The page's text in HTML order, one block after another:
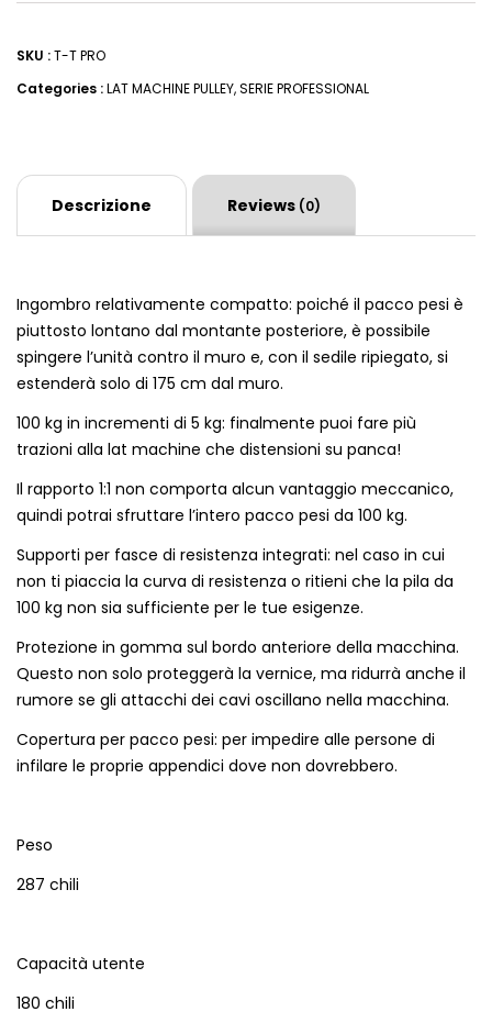
SKU :T-T PRO
Categories :LAT MACHINE PULLEY,SERIE PROFESSIONAL
Descrizione Reviews (0)
Ingombro relativamente compatto: poiché il pacco pesi è
piuttosto lontano dal montante posteriore, è possibile
spingere l’unità contro il muro e, con il sedile ripiegato, si
estenderà solo di 175 cm dal muro.
100 kg in incrementi di 5 kg: finalmente puoi fare più
trazioni alla lat machine che distensioni su panca!
Il rapporto 1:1 non comporta alcun vantaggio meccanico,
quindi potrai sfruttare l’intero pacco pesi da 100 kg.
Supporti per fasce di resistenza integrati: nel caso in cui
non ti piaccia la curva di resistenza o ritieni che la pila da
100 kg non sia sufficiente per le tue esigenze.
Protezione in gomma sul bordo anteriore della macchina.
Questo non solo proteggerà la vernice, ma ridurrà anche il
rumore se gli attacchi dei cavi oscillano nella macchina.
Copertura per pacco pesi: per impedire alle persone di
infilare le proprie appendici dove non dovrebbero.
Peso
287 chili
Capacità utente
180 chili